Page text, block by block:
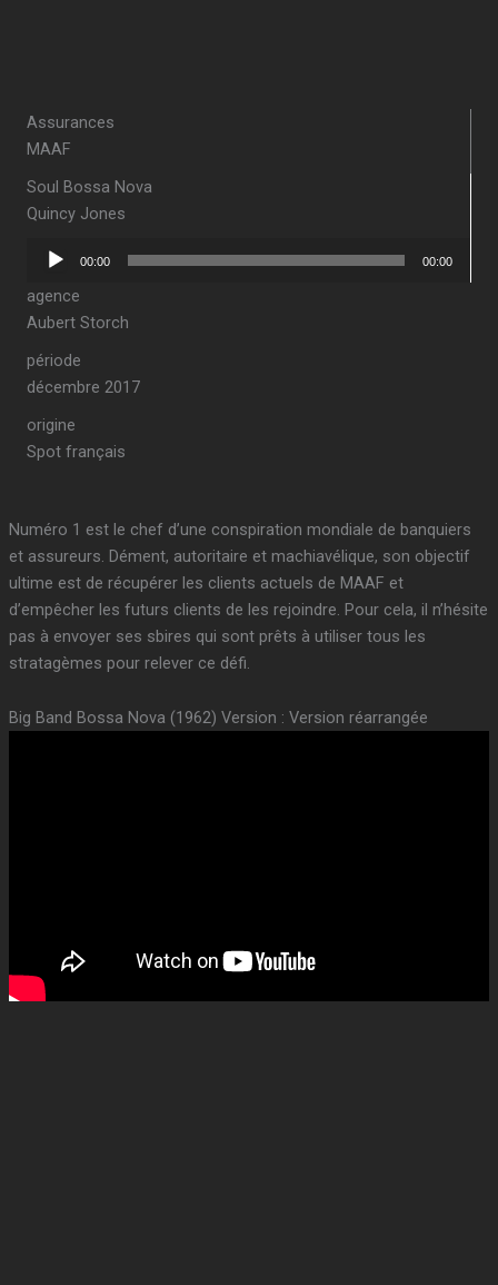
Assurances
MAAF
Soul Bossa Nova
Quincy Jones
Lecteur
00:00 00:00
agence
Aubert Storch
période
décembre 2017
origine
Spot français
Numéro 1 est le chef d’une conspiration mondiale de banquiers
et assureurs. Dément, autoritaire et machiavélique, son objectif
ultime est de récupérer les clients actuels de MAAF et
d’empêcher les futurs clients de les rejoindre. Pour cela, il n’hésite
pas à envoyer ses sbires qui sont prêts à utiliser tous les
stratagèmes pour relever ce défi.
Big Band Bossa Nova (1962) Version : Version réarrangée